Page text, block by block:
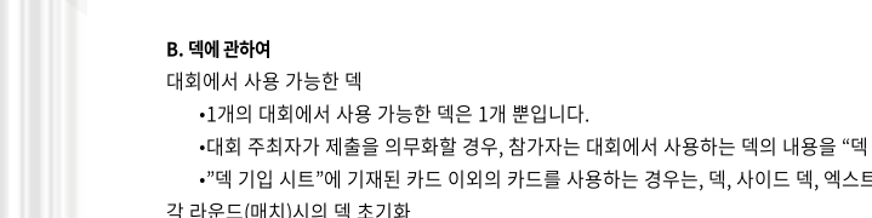
B. 덱에 관하여
대회에서 사용 가능한 덱
•1개의 대회에서 사용 가능한 덱은 1개 뿐입니다.
•대회 주최자가 제출을 의무화할 경우, 참가자는 대회에서 사용하는 덱의 내용을 “
•”덱 기입 시트”에 기재된 카드 이외의 카드를 사용하는 경우는, 덱,사이드 덱, 엑스
각 라운드(매치)시의 덱 초기화